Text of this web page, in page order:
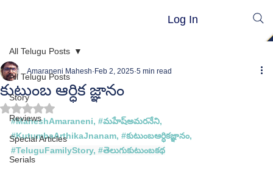
Log In
All Telugu Posts
Story
Reviews
Special Articles
Serials
All Telugu Posts
కుటుంబ ఆర్ధిక జ్ఞానం
Amaraneni Mahesh Feb 2, 2025 5 min read
Rated NaN out of 5 stars.
#MaheshAmaraneni, #మహేష్అమరనేని,
#KutumbaArthikaJnanam, #కుటుంబఆర్ధికజ్ఞానం,
#TeluguFamilyStory, #తెలుగుకుటుంబకథ